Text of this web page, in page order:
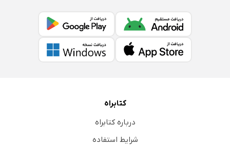
کتابراه
درباره کتابراه
شرایط استفاده